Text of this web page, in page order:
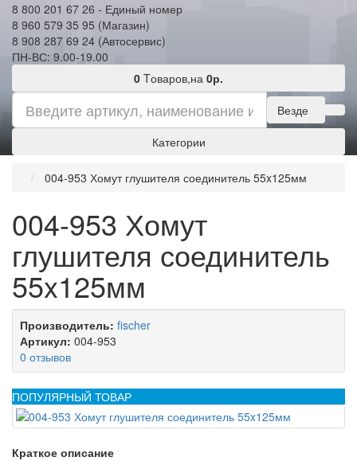
8 800 201 67 26 - Единый номер
8 960 579 35 95 (Магазин)
8 908 287 69 24 (Автосервис)
ПН-ВС: 9.00-19.00
0 Tоваров,на 0р.
Везде
Категории
004-953 Хомут глушителя соединитель 55x125мм
004-953 Хомут
глушителя соединитель
55x125мм
Производитель: fischer
Артикул: 004-953
0 отзывов
ПОПУЛЯРНЫЙ ТОВАР
Краткое описание